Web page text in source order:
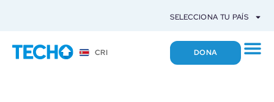
SELECCIONA TU PAÍS
CRI DONA